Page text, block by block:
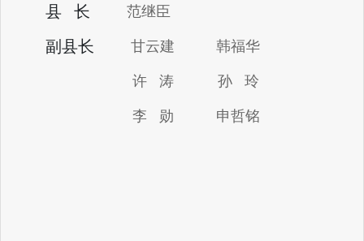
县 长
范继臣
副县长 甘云建 韩福华
许 涛 孙 玲
李 勋 申哲铭